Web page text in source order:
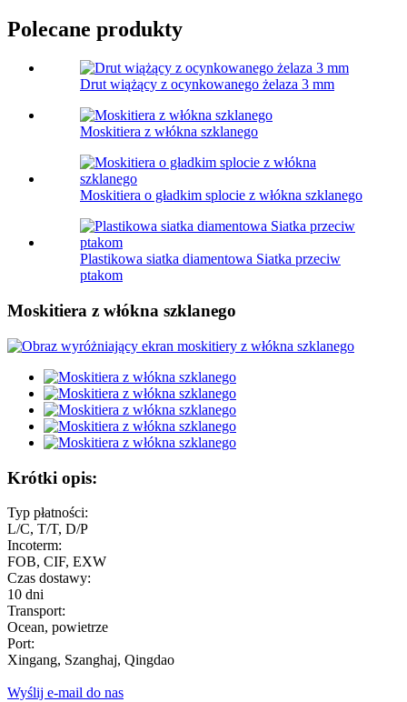
Polecane produkty
Drut wiążący z ocynkowanego żelaza 3 mm
Moskitiera z włókna szklanego
Moskitiera o gładkim splocie z włókna szklanego
Plastikowa siatka diamentowa Siatka przeciw
ptakom
Moskitiera z włókna szklanego
Krótki opis:
Typ płatności:
L/C, T/T, D/P
Incoterm:
FOB, CIF, EXW
Czas dostawy:
10 dni
Transport:
Ocean, powietrze
Port:
Xingang, Szanghaj, Qingdao
Wyślij e-mail do nas